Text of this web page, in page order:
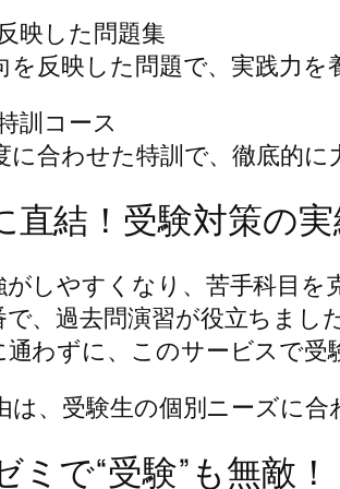
映した問題集
を反映した問題で、実践力を
訓コース
に合わせた特訓で、徹底的に
直結！受験対策の
がしやすくなり、苦手科目を
で、過去問演習が役立ちまし
通わずに、このサービスで受
は、受験生の個別ニーズに
ミで“受験”も無敵！